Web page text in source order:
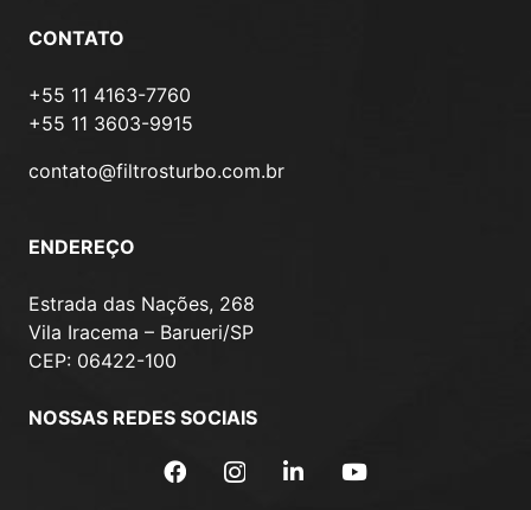
CONTATO
+55 11 4163-7760
+55 11 3603-9915
contato@filtrosturbo.com.br
ENDEREÇO
Estrada das Nações, 268
Vila Iracema – Barueri/SP
CEP: 06422-100
NOSSAS REDES SOCIAIS